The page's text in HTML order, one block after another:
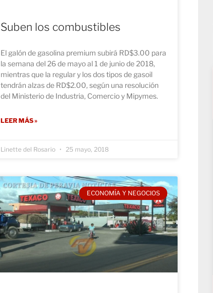
Suben los combustibles
El galón de gasolina premium subirá RD$3.00 para
la semana del 26 de mayo al 1 de junio de 2018,
mientras que la regular y los dos tipos de gasoil
tendrán alzas de RD$2.00, según una resolución
del Ministerio de Industria, Comercio y Mipymes.
LEER MÁS »
Linette del Rosario 25 mayo, 2018
ECONOMÍA Y NEGOCIOS